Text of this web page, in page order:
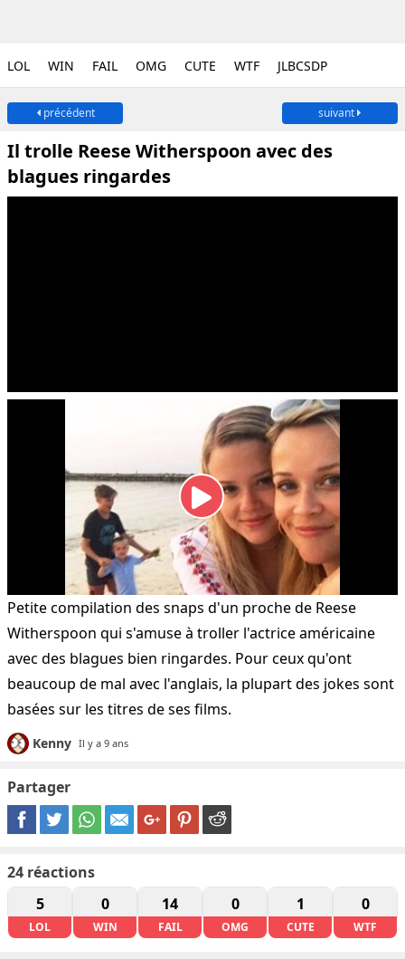
LOL WIN FAIL OMG CUTE WTF JLBCSDP
précédent suivant
Il trolle Reese Witherspoon avec des
blagues ringardes
Petite compilation des snaps d'un proche de Reese
Witherspoon qui s'amuse à troller l'actrice américaine
avec des blagues bien ringardes. Pour ceux qu'ont
beaucoup de mal avec l'anglais, la plupart des jokes sont
basées sur les titres de ses films.
Kenny Il y a 9 ans
Partager
24 réactions
5
LOL
0
WIN
14
FAIL
0
OMG
1
CUTE
0
WTF